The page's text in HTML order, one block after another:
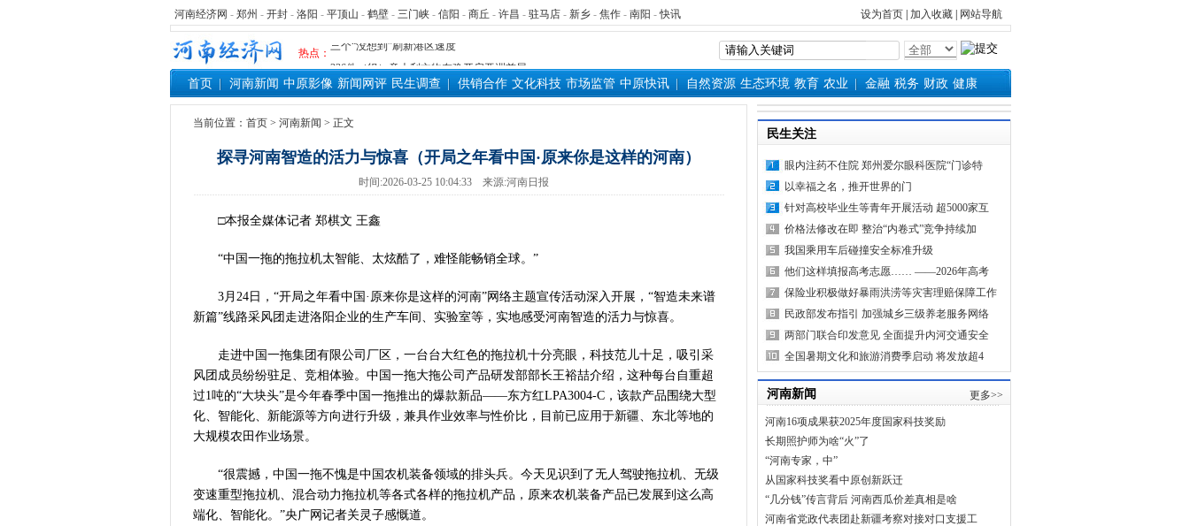
河南经济网 - 郑州 - 开封 - 洛阳 - 平顶山 - 鹤壁 - 三门峡 - 信阳 - 商丘 - 许昌 - 驻马店 - 新乡 - 焦作 - 南阳 -快讯 设为首页 加入收藏 网站导航
热点：
河南可再生能源装机突破1亿千瓦 占比近六成
336件（组）意大利文物在豫开启亚洲首展
河南省政协十三届常委会第二十次会议闭幕
习近平对防汛救灾工作作出重要指示
郑州、济南、青岛三城联合发布社保卡居民服
2026年“文明实践进基层”主题活动在郏县举
“七一勋章”获得者丨“炼油专家”陈俊武：科
“建设社会主义现代化强国，关键在科技自立自
算力，正在重新“耕种”中原
河南省主汛期防汛抗旱工作专题调度会召开
从国家科技奖看中原创新跃迁
“几分钱”传言背后 河南西瓜价差真相是啥
河南省党政代表团赴新疆考察对接对口支援工
习近平出席国家科学技术奖励大会两院院士大
三个“没想到”刷新港区速度
336件（组）意大利文物在豫开启亚洲首展
首页 河南新闻 中原影像 新闻网评 民生调查 供销合作 文化科技 市场监管 中原快讯 自然资源 生态环境 教育 农业 金融 税务 财政 健康
当前位置： 首页 > 河南新闻 > 正文
探寻河南智造的活力与惊喜（开局之年看中国·原来你是这样的河南）
时间:2026-03-25 10:04:33 来源:河南日报
□本报全媒体记者 郑棋文 王鑫
“中国一拖的拖拉机太智能、太炫酷了，难怪能畅销全球。”
3月24日，“开局之年看中国·原来你是这样的河南”网络主题宣传活动深入开展，“智造未来谱
新篇”线路采风团走进洛阳企业的生产车间、实验室等，实地感受河南智造的活力与惊喜。
走进中国一拖集团有限公司厂区，一台台大红色的拖拉机十分亮眼，科技范儿十足，吸引采
风团成员纷纷驻足、竞相体验。中国一拖大拖公司产品研发部部长王裕喆介绍，这种每台自重超
过1吨的“大块头”是今年春季中国一拖推出的爆款新品——东方红LPA3004-C，该款产品围绕大型
化、智能化、新能源等方向进行升级，兼具作业效率与性价比，目前已应用于新疆、东北等地的
大规模农田作业场景。
“很震撼，中国一拖不愧是中国农机装备领域的排头兵。今天见识到了无人驾驶拖拉机、无级
变速重型拖拉机、混合动力拖拉机等各式各样的拖拉机产品，原来农机装备产品已发展到这么高
端化、智能化。”央广网记者关灵子感慨道。
民生关注
眼内注药不住院 郑州爱尔眼科医院“门诊特
以幸福之名，推开世界的门
针对高校毕业生等青年开展活动 超5000家互
价格法修改在即 整治“内卷式”竞争持续加
我国乘用车后碰撞安全标准升级
他们这样填报高考志愿…… ——2026年高考
保险业积极做好暴雨洪涝等灾害理赔保障工作
民政部发布指引 加强城乡三级养老服务网络
两部门联合印发意见 全面提升内河交通安全
全国暑期文化和旅游消费季启动 将发放超4
河南新闻 更多>>
河南16项成果获2025年度国家科技奖励
长期照护师为啥“火”了
“河南专家，中”
从国家科技奖看中原创新跃迁
“几分钱”传言背后 河南西瓜价差真相是啥
河南省党政代表团赴新疆考察对接对口支援工